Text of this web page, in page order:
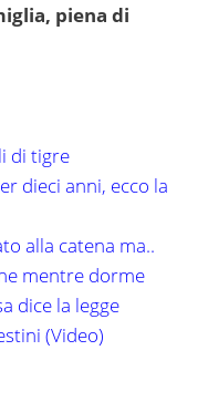
piena di
di tigre
dieci anni, ecco la
alla catena ma..
mentre dorme
dice la legge
(Video)